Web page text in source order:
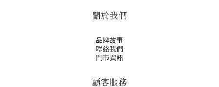
關於我們
品牌故事
聯絡我們
門市資訊
顧客服務